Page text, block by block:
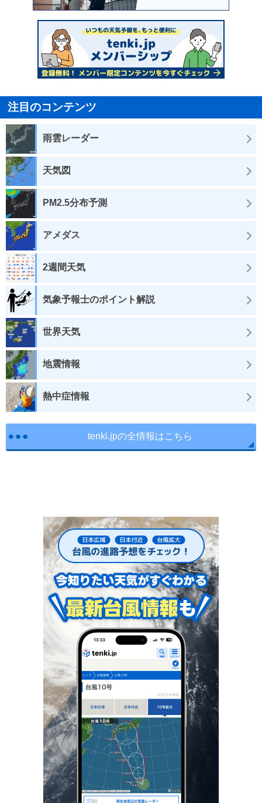
注目のコンテンツ
雨雲レーダー
天気図
PM2.5分布予測
アメダス
2週間天気
気象予報士のポイント解説
世界天気
地震情報
熱中症情報
tenki.jpの全情報はこちら